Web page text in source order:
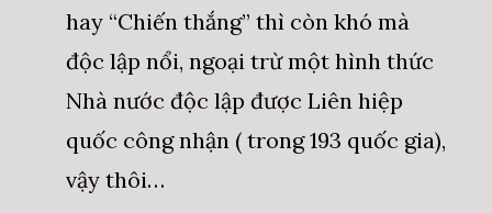
hay “Chiến thắng” thì còn khó mà
độc lập nổi, ngoại trừ một hình thức
Nhà nước độc lập được Liên hiệp
quốc công nhận ( trong 193 quốc gia),
vậy thôi…